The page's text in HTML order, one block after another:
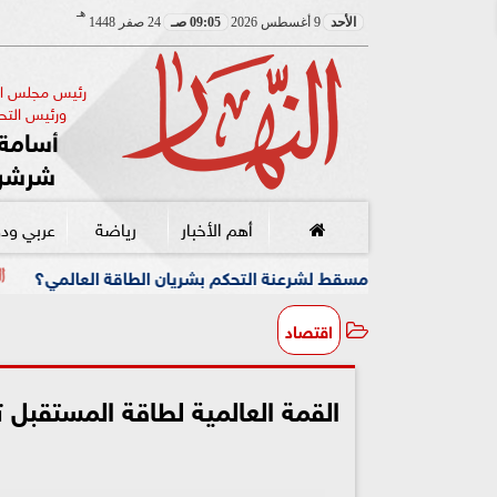
الأحد 9 أغسطس 2026 09:05 صـ 24 صفر 1448
هـ
رئيس مجلس
ورئيس
أهم الأخبار رياضة عربي
رسائل «اتفاق التحكم بشريان الطاقة العالمي؟
اقتصاد
القمة العالمية لطاقة